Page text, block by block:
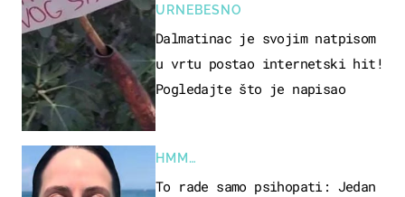
URNEBESNO
Dalmatinac je svojim natpisom
u vrtu postao internetski hit!
Pogledajte što je napisao
HMM…
To rade samo psihopati: Jedan